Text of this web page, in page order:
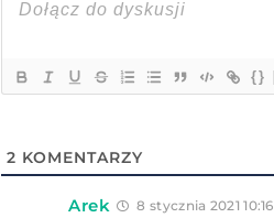
{}
2 KOMENTARZY
Arek 8 stycznia 2021 10:16